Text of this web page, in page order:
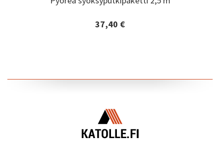
37,40 €
Lisätiedot ja tilaaminen